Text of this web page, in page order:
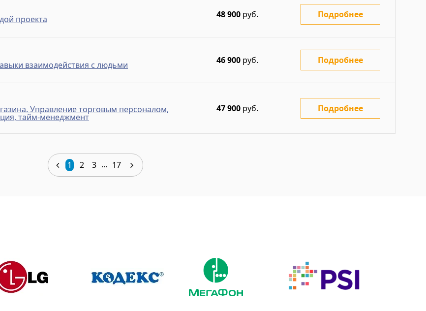
проекта 48 900 руб. Подробнее
взаимодействия с людьми 46 900 руб. Подробнее
Управление торговым персоналом,
тайм-менеджмент
47 900 руб. Подробнее
1 2 3 ... 17